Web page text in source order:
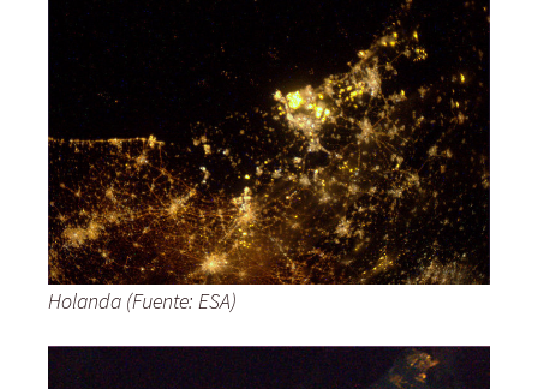
Holanda (Fuente: ESA)